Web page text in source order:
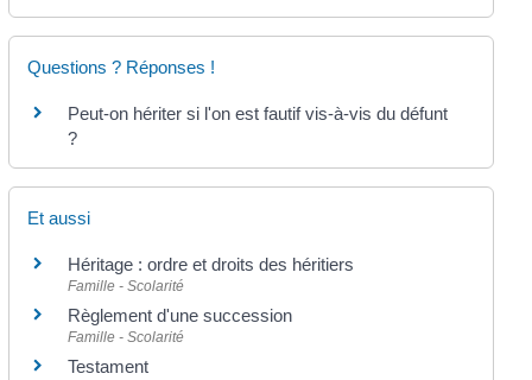
Questions ? Réponses !
Peut-on hériter si l'on est fautif vis-à-vis du défunt
?
Et aussi
Héritage : ordre et droits des héritiers
Famille - Scolarité
Règlement d'une succession
Famille - Scolarité
Testament